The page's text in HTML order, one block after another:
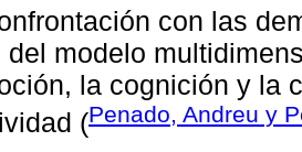
con las
del modelo
la cognición y la
(Penado, Andreu y